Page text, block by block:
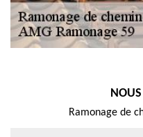
Ramonage de